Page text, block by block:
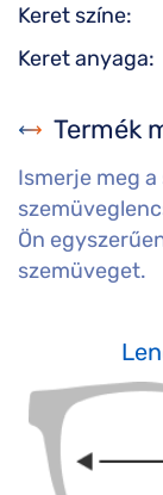
Keret színe:
Keret anyaga:
Termék
Ismerje meg
Ön
szemüveget.